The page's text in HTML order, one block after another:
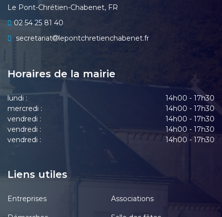
Le Pont-Chrétien-Chabenet, FR
02 54 25 81 40
secretariat
lepontchretienchabenet.fr
Horaires de la mairie
lundi :
14h00 - 17h30
mercredi :
14h00 - 17h30
vendredi :
14h00 - 17h30
vendredi :
14h00 - 17h30
vendredi :
14h00 - 17h30
Liens utiles
Entreprises Associations